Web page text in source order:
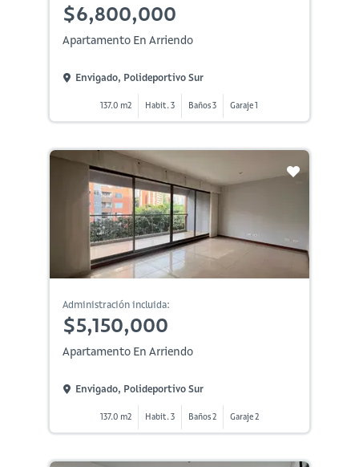
$6,800,000
Apartamento En Arriendo
Envigado, Polideportivo Sur
137.0 m2 Habit. 3 Baños 3 Garaje 1
Administración incluida:
$5,150,000
Apartamento En Arriendo
Envigado, Polideportivo Sur
137.0 m2 Habit. 3 Baños 2 Garaje 2